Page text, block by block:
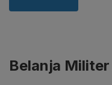
Belanja